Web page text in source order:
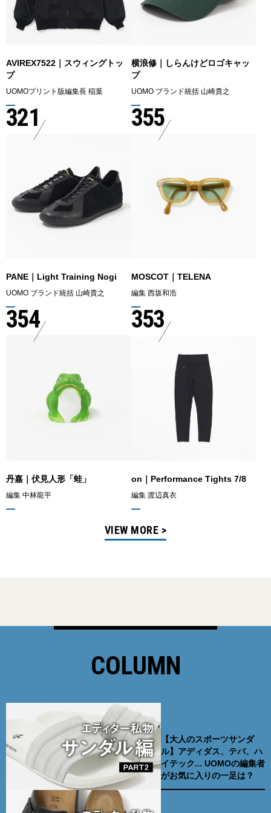
AVIREX7522｜スウィングトッ
プ
UOMOプリント版編集長 稲葉
横浪修｜しらんけどロゴキャッ
プ
UOMO ブランド統括 山崎貴之
321
PANE｜Light Training Nogi
UOMO ブランド統括 山崎貴之
355
MOSCOT｜TELENA
編集 西坂和浩
354
丹嘉｜伏見人形「蛙」
編集 中林龍平
353
on｜Performance Tights 7/8
編集 渡辺真衣
VIEW MORE >
COLUMN
【大人のスポーツサンダ
ル】アディダス、テバ、ハ
イテック... UOMOの編集者
がお気に入りの一足は？